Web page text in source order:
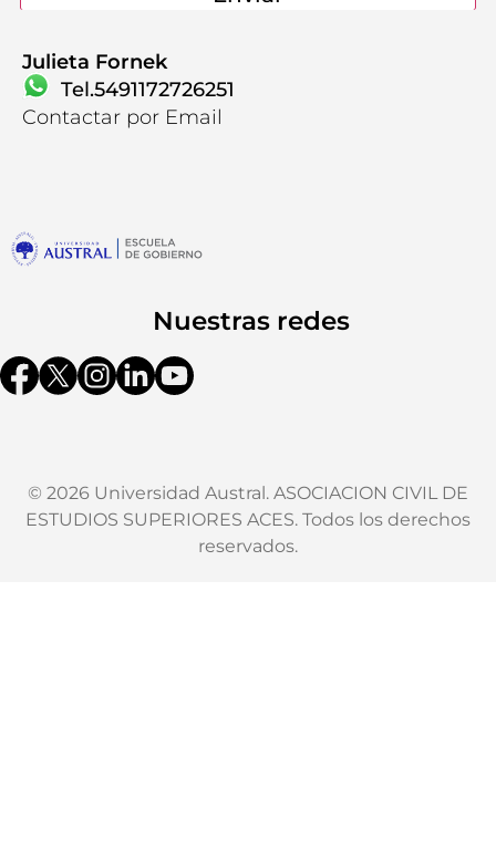
Julieta Fornek
Tel.5491172726251
Contactar por Email
Nuestras redes
© 2026 Universidad Austral. ASOCIACION CIVIL DE
ESTUDIOS SUPERIORES ACES. Todos los derechos
reservados.